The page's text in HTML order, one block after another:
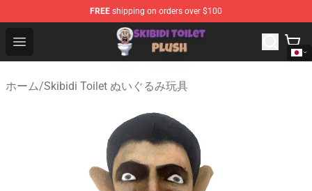
FREE shipping on orders over $100
Open menu
Skibidi Toilet Plush Shop - Official Skibidi Toilet Plush
ホーム/Skibidi Toilet ぬいぐるみ玩具